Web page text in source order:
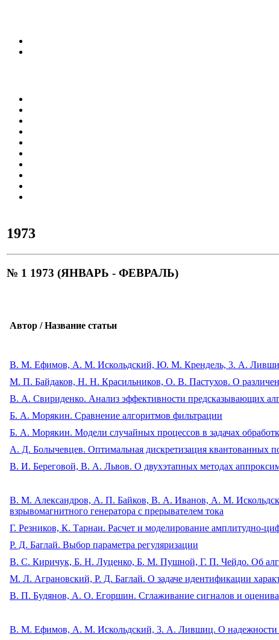
1973
№ 1 1973 (ЯНВАРЬ - ФЕВРАЛЬ)
Автор / Название статьи
В. М. Ефимов, А. М. Искольдский, Ю. М. Крендель, 3. А. Лившиц.
М. П. Байдаков, Н. Н. Красильников, О. В. Пастухов. О
В. А. Свириденко. Анализ эффективности предсказывающих
Б. А. Морякин. Сравнение алгоритмов фильтрации
Б. А. Морякин. Модели случайных процессов в задачах
A. Д. Болычевцев. Оптимальная дискретизация квантованных
В. И. Береговой, В. А. Львов. О двухэтапных методах
В. М. Александров, А. П. Байков, В. А. Иванов, А. М.
взрывомагнитного генератора с прерывателем тока
Г. Резников, К. Тарнаи. Расчет и моделирование амплитудно-
Р. Д. Баглай. Выбор параметра регуляризации
B. С. Киричук, Б. Н. Луценко, Б. М. Пушной, Г. П. Чейдо. Об
М. Л. Аграновский, Р. Д. Баглай. О задаче идентификации
В. П. Будянов, А. О. Егоршин. Сглаживание сигналов и
В. М. Ефимов, А. М. Искольдский, 3. А. Лившиц. О надежности